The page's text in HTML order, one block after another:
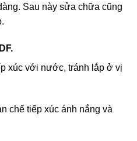
Sau này sửa chữa cũng
xúc với nước, tránh lắp ở vị
chế tiếp xúc ánh nắng và